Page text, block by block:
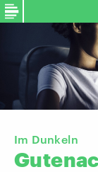
Im Dunkeln